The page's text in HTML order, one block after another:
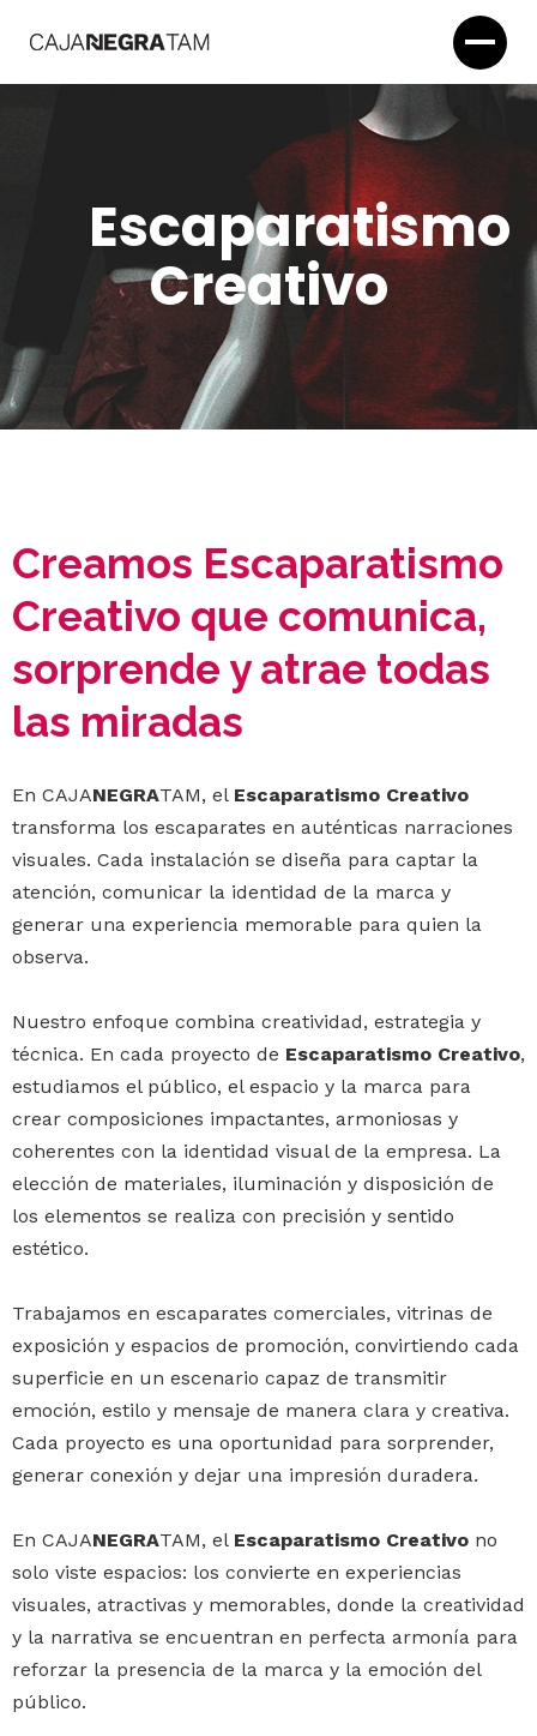
Escaparatismo
Creativo
Creamos Escaparatismo
Creativo que comunica,
sorprende y atrae todas
las miradas
En CAJANEGRATAM, el Escaparatismo Creativo
transforma los escaparates en auténticas narraciones
visuales. Cada instalación se diseña para captar la
atención, comunicar la identidad de la marca y
generar una experiencia memorable para quien la
observa.
Nuestro enfoque combina creatividad, estrategia y
técnica. En cada proyecto de Escaparatismo Creativo,
estudiamos el público, el espacio y la marca para
crear composiciones impactantes, armoniosas y
coherentes con la identidad visual de la empresa. La
elección de materiales, iluminación y disposición de
los elementos se realiza con precisión y sentido
estético.
Trabajamos en escaparates comerciales, vitrinas de
exposición y espacios de promoción, convirtiendo cada
superficie en un escenario capaz de transmitir
emoción, estilo y mensaje de manera clara y creativa.
Cada proyecto es una oportunidad para sorprender,
generar conexión y dejar una impresión duradera.
En CAJANEGRATAM, el Escaparatismo Creativo no
solo viste espacios: los convierte en experiencias
visuales, atractivas y memorables, donde la creatividad
y la narrativa se encuentran en perfecta armonía para
reforzar la presencia de la marca y la emoción del
público.